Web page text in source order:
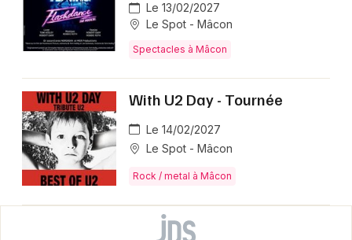
Le 13/02/2027
Le Spot - Mâcon
Spectacles à Mâcon
With U2 Day - Tournée
Le 14/02/2027
Le Spot - Mâcon
Rock / metal à Mâcon